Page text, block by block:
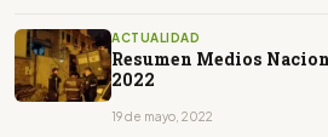
ACTUALIDAD
Resumen Medios
2022
19 de mayo, 2022